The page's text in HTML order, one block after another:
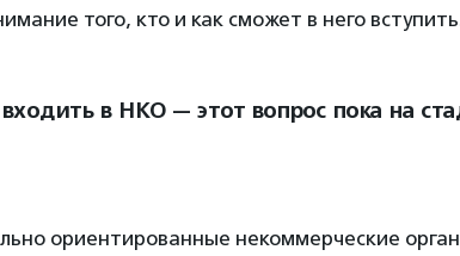
того, кто и как сможет в него
в НКО — этот вопрос пока на
ориентированные некоммерческие